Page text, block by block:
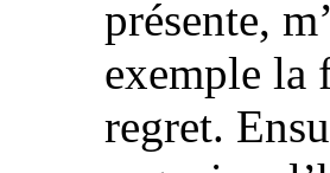
présente,
exemple la
regret.